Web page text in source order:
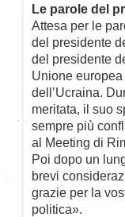
Le parole del
Attesa per le
del presidente
del presidente
Unione
dell’Ucraina.
meritata, il suo
sempre più
al Meeting di
Poi dopo un
brevi
grazie per la
politica».